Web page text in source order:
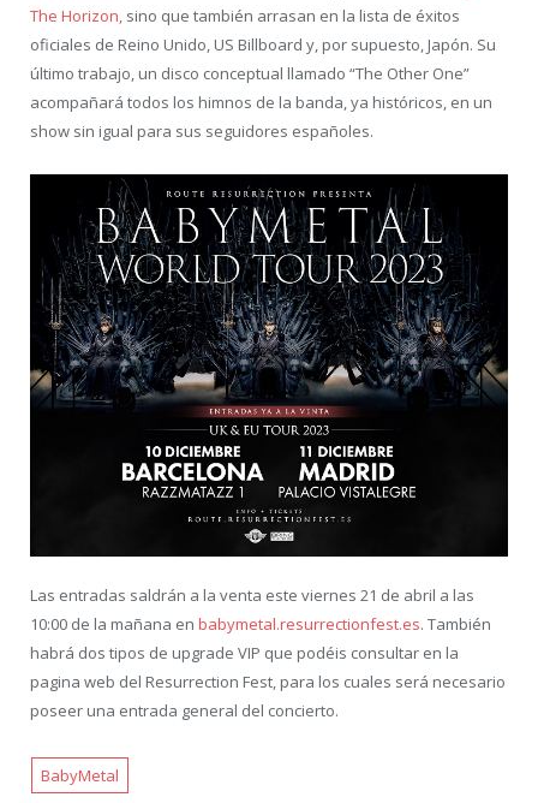
The Horizon, sino que también arrasan en la lista de éxitos
oficiales de Reino Unido, US Billboard y, por supuesto, Japón. Su
último trabajo, un disco conceptual llamado “The Other One”
acompañará todos los himnos de la banda, ya históricos, en un
show sin igual para sus seguidores españoles.
Las entradas saldrán a la venta este viernes 21 de abril a las
10:00 de la mañana en babymetal.resurrectionfest.es. También
habrá dos tipos de upgrade VIP que podéis consultar en la
pagina web del Resurrection Fest, para los cuales será necesario
poseer una entrada general del concierto.
BabyMetal